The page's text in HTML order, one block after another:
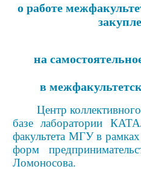
о работе
на
в
Центр
базе лаборатории
факультета МГУ в
форм
Ломоносова.